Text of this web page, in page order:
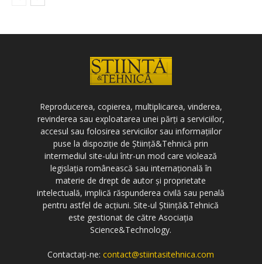
Reproducerea, copierea, multiplicarea, vinderea,
revinderea sau exploatarea unei părți a serviciilor,
accesul sau folosirea serviciilor sau informațiilor
puse la dispoziție de Știință&Tehnică prin
intermediul site-ului într-un mod care violează
legislația românească sau internațională în
materie de drept de autor și proprietate
intelectuală, implică răspunderea civilă sau penală
pentru astfel de acțiuni. Site-ul Știință&Tehnică
este gestionat de către Asociația
Science&Technology.
Contactați-ne:contact@stiintasitehnica.com